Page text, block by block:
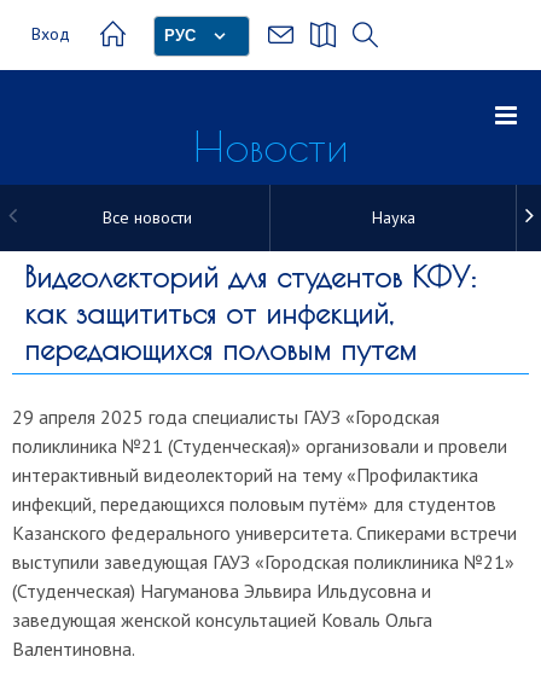
Вход РУС
Новости
Все новости Наука
Видеолекторий для студентов КФУ:
как защититься от инфекций,
передающихся половым путем
29 апреля 2025 года специалисты ГАУЗ «Городская
поликлиника №21 (Студенческая)» организовали и провели
интерактивный видеолекторий на тему «Профилактика
инфекций, передающихся половым путём» для студентов
Казанского федерального университета. Спикерами встречи
выступили заведующая ГАУЗ «Городская поликлиника №21»
(Студенческая) Нагуманова Эльвира Ильдусовна и
заведующая женской консультацией Коваль Ольга
Валентиновна.